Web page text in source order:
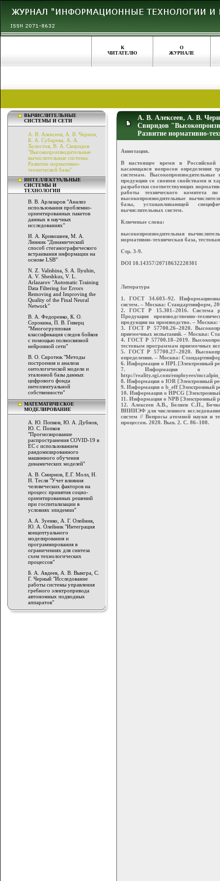
К
ЧИТАТЕЛЮ
О
ЖУРНАЛЕ
ВЫЧИСЛИТЕЛЬНЫЕ
СИСТЕМЫ И СЕТИ
А. В. Алексеев, А. В. Чернов,
К. А. Субарева, А. А.
Холостов, В. А. Свиридов
"Высокопроизводительные
вычислительные системы.
Развитие нормативно-
технической базы"
ИНТЕЛЛЕКТУАЛЬНЫЕ
СИСТЕМЫ И
ТЕХНОЛОГИИ
В. В. Арлазаров "Анализ
использования проблемно-
ориентированных пакетов
данных в научных
исследованиях"
И. А. Кривошеев, М. А.
Линник "Динамический
способ стеганографического
встраивания информации на
основе LSB"
N. Z. Valishina, S. A. Ilyuhin,
A. V. Sheshkus, V. L.
Arlazarov "Automatic Training
Data Filtering for Errors
Removing and Improving the
Quality of the Final Neural
Network"
В. А. Федоренко, К. О.
Сорокина, П. В. Гиверц
"Многогрупповая
классификация следов бойков
с помощью полносвязной
нейронной сети"
В. О. Сиротюк "Методы
построения и анализа
онтологической модели и
эталонной базы данных
цифрового фонда
интеллектуальной
собственности"
МАТЕМАТИЧЕСКОЕ
МОДЕЛИРОВАНИЕ
А. Ю. Попков, Ю. А. Дубнов,
Ю. С. Попков
"Прогнозирование
распространения COVID-19 в
ЕС с использованием
рандомизированного
машинного обучения
динамических моделей"
А. В. Смирнов, Е.Г. Молл, Н.
Н. Тесля "Учет влияния
человеческих факторов на
процесс принятия социо-
ориентированных решений
при госпитализации в
условиях эпидемии"
A. A. Зуенко, А. Г. Олейник,
Ю. А. Олейник "Интеграция
концептуального
моделирования и
программирования в
ограничениях для синтеза
схем технологических
процессов"
Б. А. Авдеев, А. В. Вынгра, С.
Г. Черный "Исследование
работы системы управления
гребного электропривода
автономных подводных
аппаратов"
А. В. Алексеев, А. В.
Свиридов
Развитие нормативно-
Аннотация.
В настоящее время в Российской
касающаяся вопросов определения
системам.
продукции со своими свойствами и
разработки соответствующих
работы технического комитета
высокопроизводительные
базы, устанавливающей
вычислительных систем.
Ключевые слова:
высокопроизводительная
нормативно-техническая база,
Стр. 3-9.
DOI 10.14357/20718632220301
Литература
1. ГОСТ 34.603–92.
систем. – Москва: Стандартинформ,
2. ГОСТ Р 15.301–2016. Система
Продукция производственно-
продукции на производство. –
3. ГОСТ Р 57700.26–2020.
приемочных испытаний. – Москва:
4. ГОСТ Р 57700.18–2019.
тестовым программам приемочных
5. ГОСТ Р 57700.27–2020.
определения. – Москва:
6. Информация о HPL [Электронный
7. Информация о
http://reality.sgi.com/employees/
8. Информация о IOR [Электронный
9. Информация о b_eff [Электронный
10. Информация о HPCG
11. Информация о NPB [Электронный
12. Алексеев А.В., Беляев С.П.,
ВНИИЭФ для численного
систем // Вопросы атомной науки и
процессов. 2020. Вып. 2. С. 86–100.